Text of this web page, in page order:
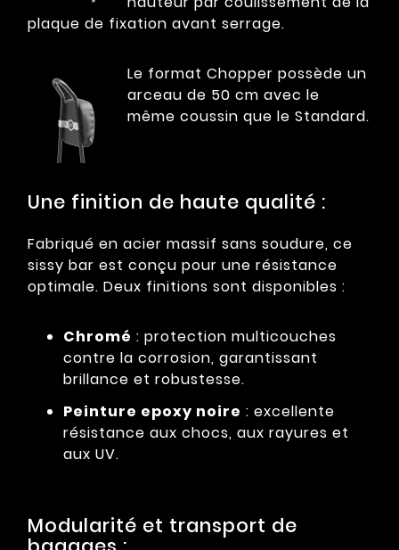
plaque de fixation avant serrage.
Le format Chopper possède un
arceau de 50 cm avec le
même coussin que le Standard.
Une finition de haute qualité :
Fabriqué en acier massif sans soudure, ce
sissy bar est conçu pour une résistance
optimale. Deux finitions sont disponibles :
Chromé : protection multicouches
contre la corrosion, garantissant
brillance et robustesse.
Peinture epoxy noire : excellente
résistance aux chocs, aux rayures et
aux UV.
Modularité et transport de